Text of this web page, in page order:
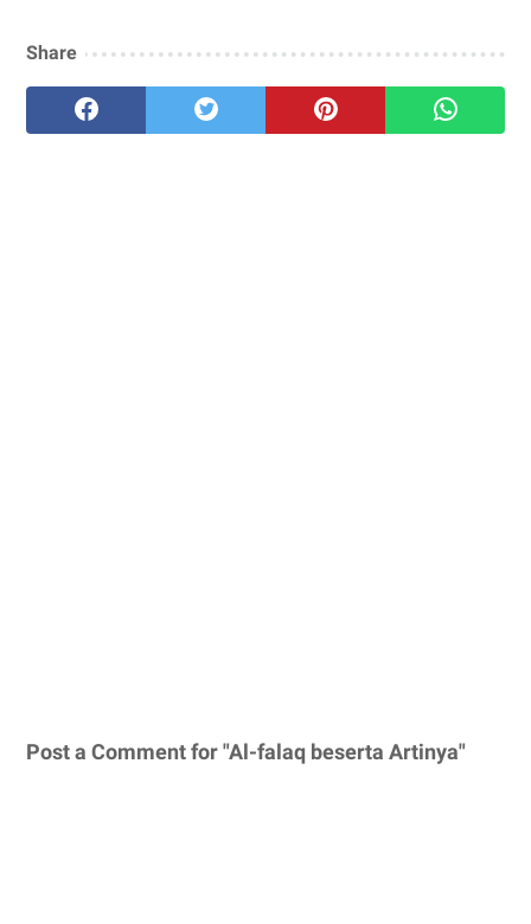
Share
Post a Comment for "Al-falaq beserta Artinya"